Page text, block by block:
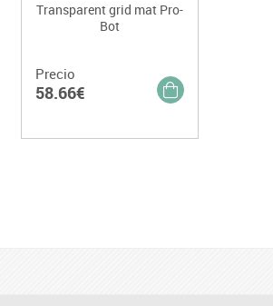
Transparent grid mat Pro-
Bot
Precio
58.66€